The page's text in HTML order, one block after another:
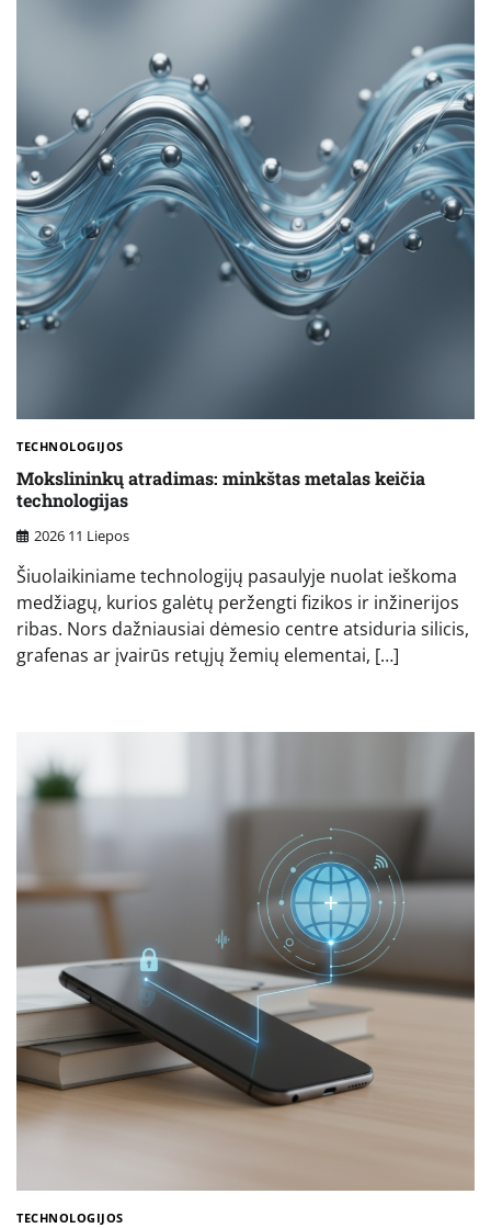
TECHNOLOGIJOS
Mokslininkų atradimas: minkštas metalas keičia
technologijas
2026 11 Liepos
Šiuolaikiniame technologijų pasaulyje nuolat ieškoma
medžiagų, kurios galėtų peržengti fizikos ir inžinerijos
ribas. Nors dažniausiai dėmesio centre atsiduria silicis,
grafenas ar įvairūs retųjų žemių elementai, […]
TECHNOLOGIJOS